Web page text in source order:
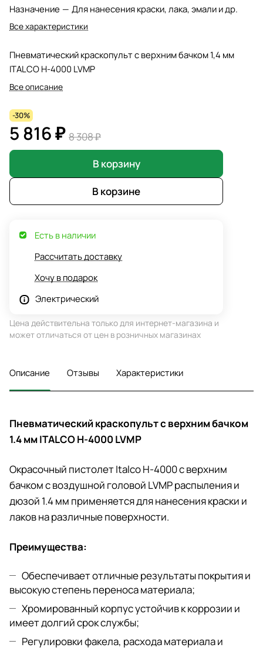
Назначение — Для нанесения краски, лака, эмали и др.
Все характеристики
Пневматический краскопульт с верхним бачком 1,4 мм
ITALCO H-4000 LVMP
Все описание
-30%
5 816 ₽ 8 308 ₽
В корзину
В корзине
Есть в наличии
Рассчитать доставку
Хочу в подарок
Электрический
Цена действительна только для интернет-магазина и
может отличаться от цен в розничных магазинах
Описание Отзывы Характеристики
Пневматический краскопульт с верхним бачком
1.4 мм ITALCO H-4000 LVMP
Окрасочный пистолет Italco H-4000 с верхним
бачком с воздушной головой LVMP распыления и
дюзой 1.4 мм применяется для нанесения краски и
лаков на различные поверхности.
Преимущества:
Обеспечивает отличные результаты покрытия и
высокую степень переноса материала;
Хромированный корпус устойчив к коррозии и
имеет долгий срок службы;
Регулировки факела, расхода материала и